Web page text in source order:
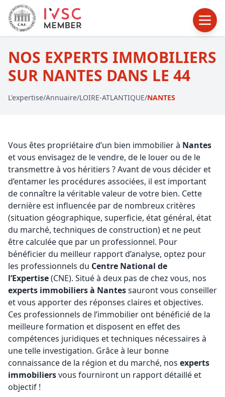
NOS EXPERTS IMMOBILIERS
SUR NANTES DANS LE 44
L'expertise/Annuaire/LOIRE-ATLANTIQUE/NANTES
Vous êtes propriétaire d’un bien immobilier à Nantes
et vous envisagez de le vendre, de le louer ou de le
transmettre à vos héritiers ? Avant de vous décider et
d’entamer les procédures associées, il est important
de connaître la véritable valeur de votre bien. Cette
dernière est influencée par de nombreux critères
(situation géographique, superficie, état général, état
du marché, techniques de construction) et ne peut
être calculée que par un professionnel. Pour
bénéficier du meilleur rapport d’analyse, optez pour
les professionnels du Centre National de
l’Expertise(CNE). Situé à deux pas de chez vous, nos
experts immobiliers à Nantessauront vous conseiller
et vous apporter des réponses claires et objectives.
Ces professionnels de l’immobilier ont bénéficié de la
meilleure formation et disposent en effet des
compétences juridiques et techniques nécessaires à
une telle investigation. Grâce à leur bonne
connaissance de la région et du marché, nos experts
immobiliersvous fourniront un rapport détaillé et
objectif !